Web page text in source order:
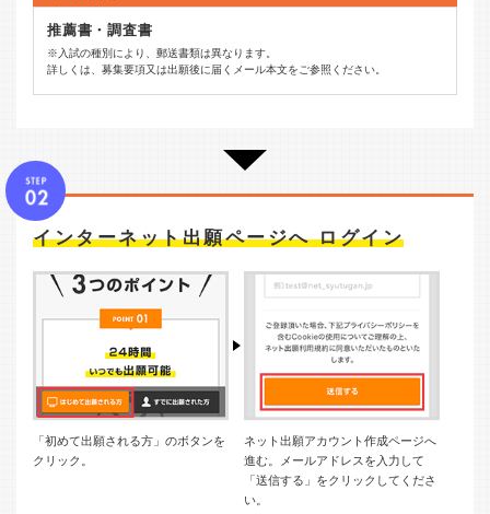
推薦書・調査書
※入試の種別により、郵送書類は異なります。
詳しくは、募集要項又は出願後に届くメール本文をご参照ください。
インターネット出願ページへ ログイン
「初めて出願される方」のボタンを
クリック。
ネット出願アカウント作成ページへ
進む。メールアドレスを入力して
「送信する」をクリックしてくださ
い。